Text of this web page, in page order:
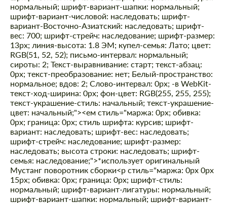
нормальный; шрифт-вариант-шапки: нормальный;
шрифт-вариант-числовой: наследовать; шрифт-
вариант-Восточно-Азиатский: наследовать; шрифт-
вес: 700; шрифт-стрейч: наследование; шрифт-размер:
13px; линия-высота: 1.8 ЭМ; купел-семья: Лато; цвет:
RGB(51, 52, 52); письмо-интервал: нормальный;
сироты: 2; Текст-выравнивание: старт; текст-абзац:
0px; текст-преобразование: нет; Белый-пространство:
нормальное; вдов: 2; Слово-интервал: 0px; -в WebKit-
текст-ход-ширина: 0px; фон-цвет: RGB(255, 255, 255);
текст-украшение-стиль: начальный; текст-украшение-
цвет: начальный;"><ем стиль="маржа: 0px; обивка:
0px; граница: 0px; стиль шрифта: курсив; шрифт-
вариант: наследовать; шрифт-вес: наследовать;
шрифт-стрейч: наследование; шрифт-размер:
наследовать; высота строки: наследовать; шрифт-
семья: наследование;">*использует оригинальный
Мустанг поворотник сборки<р стиль="маржа: 0px 0px
15px; обивка: 0px; граница: 0px; шрифт-стиль:
нормальный; шрифт-вариант-лигатуры: нормальный;
шрифт-вариант-шапки: нормальный; шрифт-вариант-